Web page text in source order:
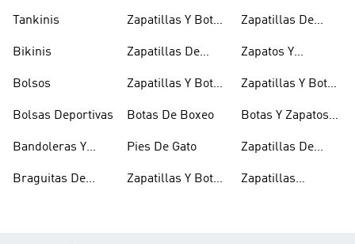
Tankinis
Bikinis
Bolsos
Bolsas Deportivas
Bandoleras Y
Hombro
Braguitas De
Zapatillas Y Botas
Zapatillas De
Zapatillas Y Botas
Botas De Boxeo
Pies De Gato
Zapatillas Y Botas
Zapatillas De
Zapatos Y
Doradas
Zapatillas Y Botas
Botas Y Zapatos
Zapatillas De
Zapatillas